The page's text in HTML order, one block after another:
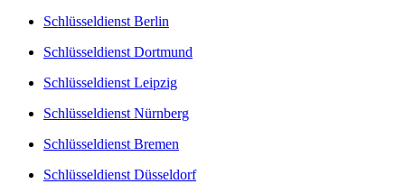
Schlüsseldienst Berlin
Schlüsseldienst Dortmund
Schlüsseldienst Leipzig
Schlüsseldienst Nürnberg
Schlüsseldienst Bremen
Schlüsseldienst Düsseldorf